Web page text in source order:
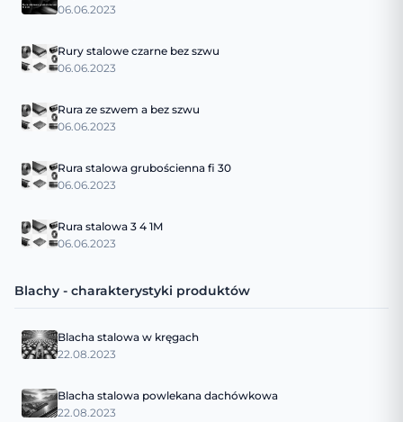
06.06.2023
Rury stalowe czarne bez szwu
06.06.2023
Rura ze szwem a bez szwu
06.06.2023
Rura stalowa grubościenna fi 30
06.06.2023
Rura stalowa 3 4 1M
06.06.2023
Blachy - charakterystyki produktów
Blacha stalowa w kręgach
22.08.2023
Blacha stalowa powlekana dachówkowa
22.08.2023